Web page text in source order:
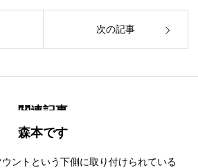
次の記事
関連記事
森本です
ントという下側に取り付けられている